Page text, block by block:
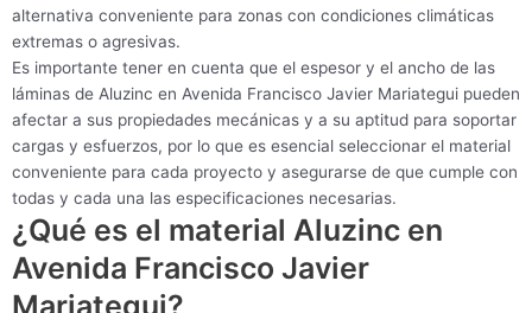
alternativa conveniente para zonas con condiciones climáticas
extremas o agresivas.
Es importante tener en cuenta que el espesor y el ancho de las
láminas de Aluzinc en Avenida Francisco Javier Mariategui pueden
afectar a sus propiedades mecánicas y a su aptitud para soportar
cargas y esfuerzos, por lo que es esencial seleccionar el material
conveniente para cada proyecto y asegurarse de que cumple con
todas y cada una las especificaciones necesarias.
¿Qué es el material Aluzinc en
Avenida Francisco Javier
Mariategui?